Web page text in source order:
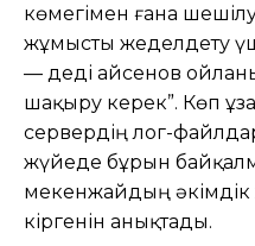
көмегімен ғана
жұмысты жеделдету
— деді Қайсенов
шақыру керек”. Көп
сервердің лог-
жүйеде бұрын
мекенжайдың әкімдік
кіргенін анықтады.